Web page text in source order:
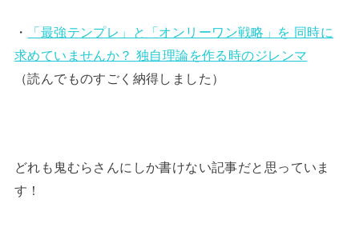
・
「最強テンプレ」と「オンリーワン戦略」を 同時に
求めていませんか？ 独自理論を作る時のジレンマ
（読んでものすごく納得しました）
どれも鬼むらさんにしか書けない記事だと思っていま
す！